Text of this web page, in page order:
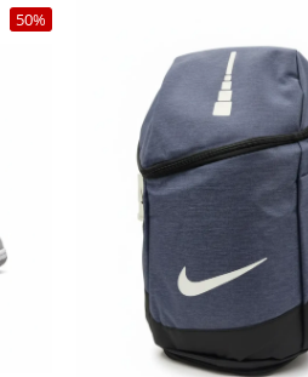
50%